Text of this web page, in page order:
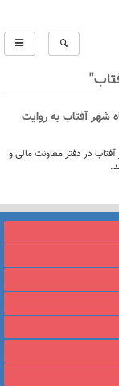
آفتاب به روایت
در دفتر معاونت مالی و